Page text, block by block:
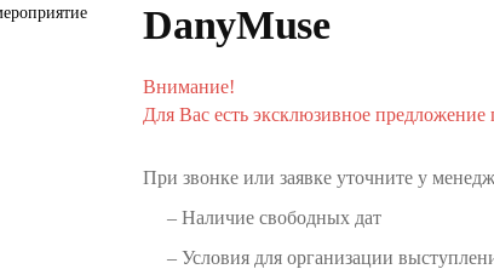
DanyMuse
Внимание!
Для Вас есть эксклюзивное
При звонке или заявке уточните у
– Наличие свободных дат
– Условия для организации